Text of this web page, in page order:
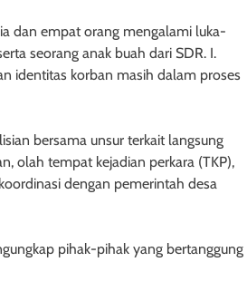
dan empat orang mengalami luka-
seorang anak buah dari SDR. I.
identitas korban masih dalam proses
bersama unsur terkait langsung
olah tempat kejadian perkara (TKP),
dengan pemerintah desa
pihak-pihak yang bertanggung